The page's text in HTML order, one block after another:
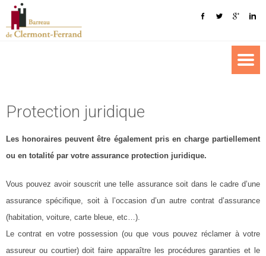
Protection juridique
Les honoraires peuvent être également pris en charge partiellement
ou en totalité par votre assurance protection juridique.
Vous pouvez avoir souscrit une telle assurance soit dans le cadre d’une
assurance spécifique, soit à l’occasion d’un autre contrat d’assurance
(habitation, voiture, carte bleue, etc…).
Le contrat en votre possession (ou que vous pouvez réclamer à votre
assureur ou courtier) doit faire apparaître les procédures garanties et le